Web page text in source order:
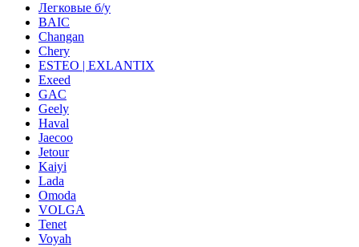
Легковые б/у
BAIC
Changan
Chery
ESTEO | EXLANTIX
Exeed
GAC
Geely
Haval
Jaecoo
Jetour
Kaiyi
Lada
Omoda
VOLGA
Tenet
Voyah